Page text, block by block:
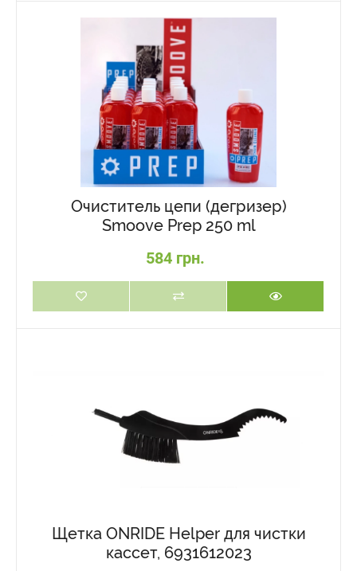
Очиститель цепи (дегризер)
Smoove Prep 250 ml
584 грн.
Щетка ONRIDE Helper для чистки
кассет, 6931612023